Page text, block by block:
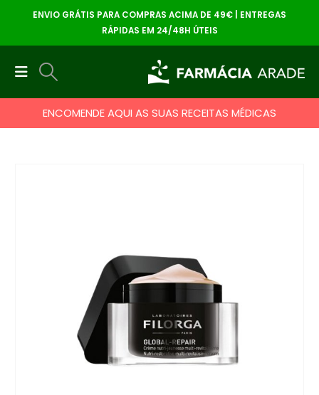
ENVIO GRÁTIS PARA COMPRAS ACIMA DE 49€ | ENTREGAS
RÁPIDAS EM 24/48H ÚTEIS
ENCOMENDE AQUI AS SUAS RECEITAS MÉDICAS